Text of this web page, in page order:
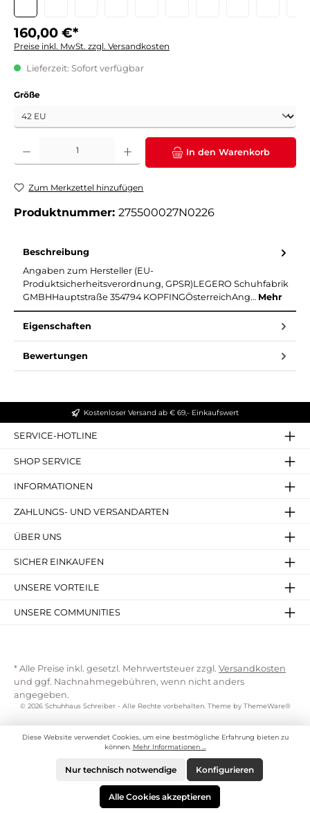
160,00 €*
Preise inkl. MwSt. zzgl. Versandkosten
Lieferzeit: Sofort verfügbar
Größeauswählen
Produkt Anzahl: Gib den gewünschten Wert ein oder benutze die Schaltflächen um
In den Warenkorb
Zum Merkzettel hinzufügen
Produktnummer: 275500027N0226
Beschreibung
Angaben zum Hersteller (EU-
Produktsicherheitsverordnung, GPSR)LEGERO Schuhfabrik
GMBHHauptstraße 354794 KOPFINGÖsterreichAng… Mehr
Eigenschaften
Bewertungen
Kostenloser Versand ab € 69,- Einkaufswert
SERVICE-HOTLINE
SHOP SERVICE
INFORMATIONEN
ZAHLUNGS- UND VERSANDARTEN
ÜBER UNS
SICHER EINKAUFEN
UNSERE VORTEILE
UNSERE COMMUNITIES
* Alle Preise inkl. gesetzl. Mehrwertsteuer zzgl. Versandkosten
und ggf. Nachnahmegebühren, wenn nicht anders
angegeben.
© 2026 Schuhhaus Schreiber - Alle Rechte vorbehalten. Theme by ThemeWare®
Diese Website verwendet Cookies, um eine bestmögliche Erfahrung bieten zu
können. Mehr Informationen ...
Nur technisch notwendige Konfigurieren
Alle Cookies akzeptieren